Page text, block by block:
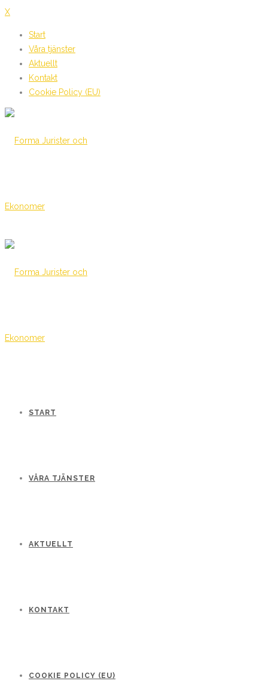
X
Start
Våra tjänster
Aktuellt
Kontakt
Cookie Policy (EU)
START
VÅRA TJÄNSTER
AKTUELLT
KONTAKT
COOKIE POLICY (EU)